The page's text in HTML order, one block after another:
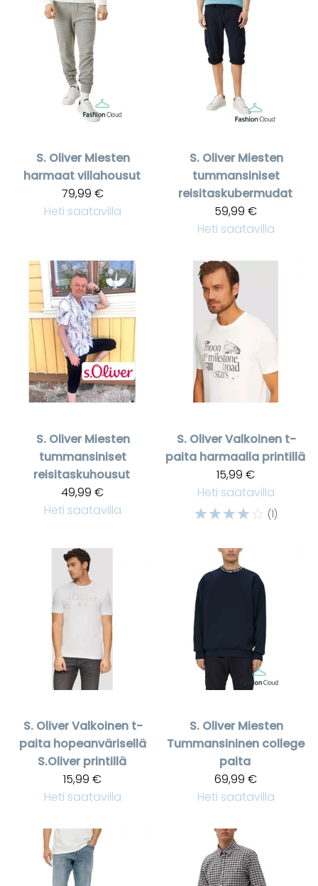
S. Oliver Miesten
harmaat villahousut
79,99 €
Heti saatavilla
S. Oliver Miesten
tummansiniset
reisitaskubermudat
59,99 €
Heti saatavilla
S. Oliver Miesten
tummansiniset
reisitaskuhousut
49,99 €
Heti saatavilla
S. OliverValkoinen t-
paita harmaalla printillä
15,99 €
Heti saatavilla
☆☆☆☆☆ (1)
S. OliverValkoinen t-
paita hopeanvärisellä
S.Oliver printillä
15,99 €
Heti saatavilla
S. Oliver Miesten
Tummansininen college
paita
69,99 €
Heti saatavilla